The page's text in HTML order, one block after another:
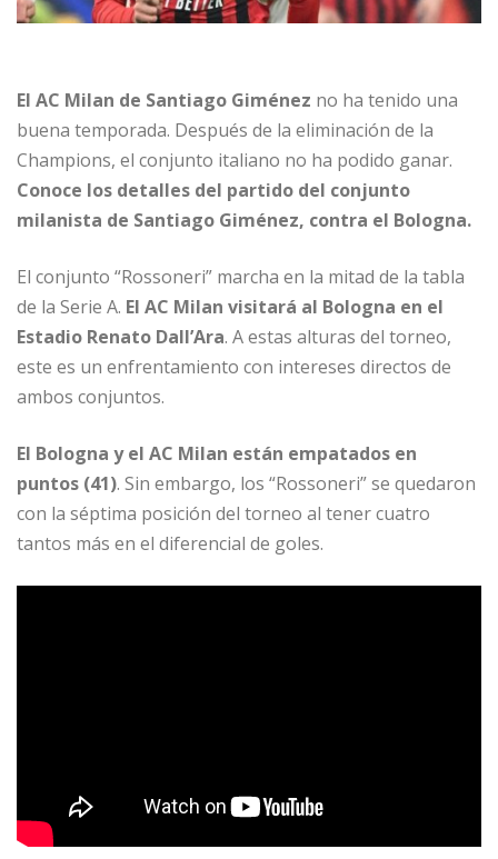
El AC Milan de Santiago Giménez no ha tenido una
buena temporada. Después de la eliminación de la
Champions, el conjunto italiano no ha podido ganar.
Conoce los detalles del partido del conjunto
milanista de Santiago Giménez, contra el Bologna.
El conjunto “Rossoneri” marcha en la mitad de la tabla
de la Serie A. El AC Milan visitará al Bologna en el
Estadio Renato Dall’Ara. A estas alturas del torneo,
este es un enfrentamiento con intereses directos de
ambos conjuntos.
El Bologna y el AC Milan están empatados en
puntos (41). Sin embargo, los “Rossoneri” se quedaron
con la séptima posición del torneo al tener cuatro
tantos más en el diferencial de goles.